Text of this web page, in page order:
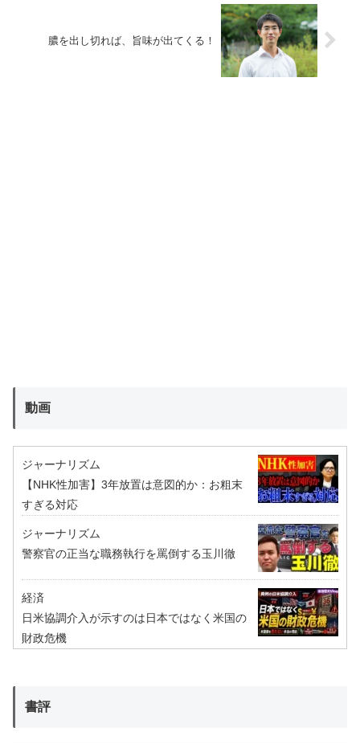
膿を出し切れば、旨味が出てくる！
動画
ジャーナリズム
【NHK性加害】3年放置は意図的か：お粗末
すぎる対応
ジャーナリズム
警察官の正当な職務執行を罵倒する玉川徹
経済
日米協調介入が示すのは日本ではなく米国の
財政危機
書評